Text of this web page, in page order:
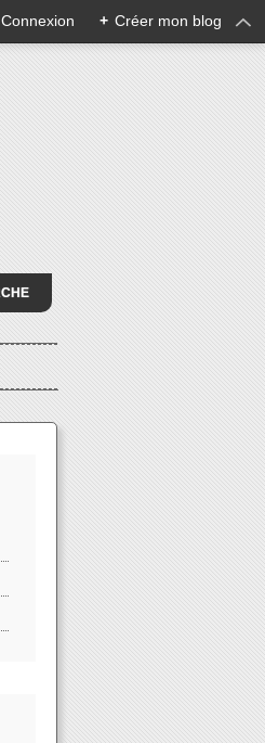
Connexion + Créer mon blog